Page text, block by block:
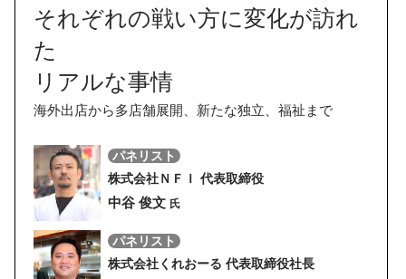
それぞれの戦い方に変化が訪れ
た
リアルな事情
海外出店から多店舗展開、新たな独立、福祉まで
パネリスト
株式会社ＮＦＩ 代表取締役
中谷 俊文 氏
パネリスト
株式会社くれおーる 代表取締役社長